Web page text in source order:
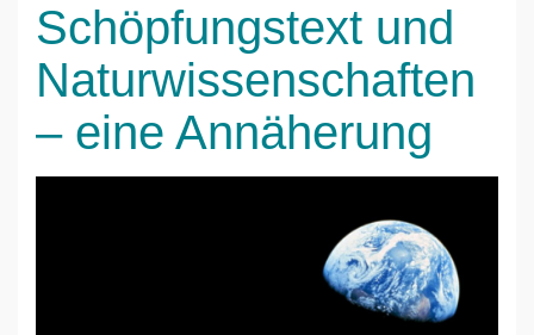
Schöpfungstext und
Naturwissenschaften
– eine Annäherung